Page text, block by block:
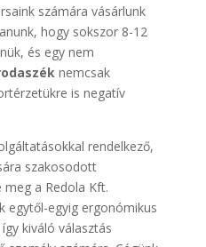
számára vásárlunk
hogy sokszor 8-12
és egy nem
nemcsak
is negatív
rendelkező,
szakosodott
a Redola Kft.
egytől-egyig ergonómikus
kiváló választás